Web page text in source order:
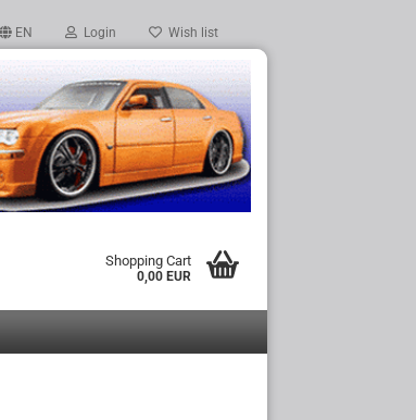
EN Login Wish list
Shopping Cart
0,00 EUR